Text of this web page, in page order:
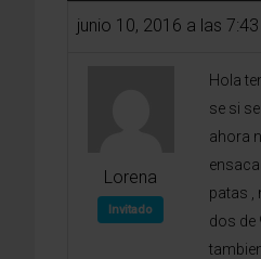
junio 10, 2016 a las
Lorena
Invitado
Hola
se si
ahora
patas ,
dos de